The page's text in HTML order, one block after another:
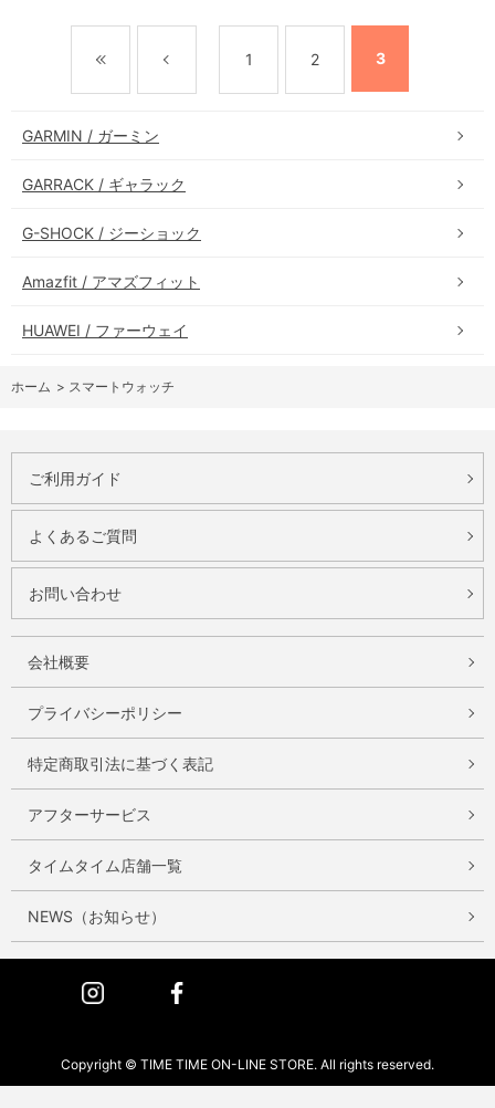
1 2 3
GARMIN / ガーミン
GARRACK / ギャラック
G-SHOCK / ジーショック
Amazfit / アマズフィット
HUAWEI / ファーウェイ
ホーム > スマートウォッチ
ご利用ガイド
よくあるご質問
お問い合わせ
会社概要
プライバシーポリシー
特定商取引法に基づく表記
アフターサービス
タイムタイム店舗一覧
NEWS（お知らせ）
Instagram
Copyright © TIME TIME ON-LINE STORE. All rights reserved.